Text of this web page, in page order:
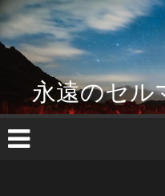
コ
ン
テ
へ
ス
キ
永遠のセル